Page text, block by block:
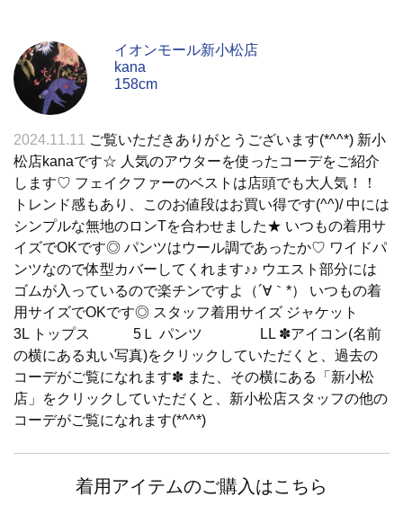
イオンモール新小松店
kana
158cm
2024.11.11
ご覧いただきありがとうございます(*^^*) 新小
松店kanaです☆ 人気のアウターを使ったコーデをご紹介
します♡ フェイクファーのベストは店頭でも大人気！！
トレンド感もあり、このお値段はお買い得です(^^)/ 中には
シンプルな無地のロンTを合わせました★ いつもの着用サ
イズでOKです◎ パンツはウール調であったか♡ ワイドパ
ンツなので体型カバーしてくれます♪♪ ウエスト部分には
ゴムが入っているので楽チンですよ（´∀｀*） いつもの着
用サイズでOKです◎ スタッフ着用サイズ ジャケット
3L トップス 5Ｌ パンツ LL ✽アイコン(名前
の横にある丸い写真)をクリックしていただくと、過去の
コーデがご覧になれます✽ また、その横にある「新小松
店」をクリックしていただくと、新小松店スタッフの他の
コーデがご覧になれます(*^^*)
着用アイテムのご購入はこちら